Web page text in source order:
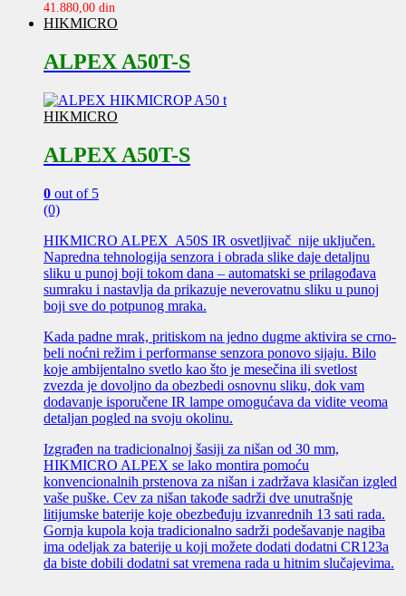
41.880,00 din
HIKMICRO
ALPEX A50T-S
HIKMICRO
ALPEX A50T-S
0 out of 5
(0)
HIKMICRO ALPEX A50S IR osvetljivač nije uključen.
Napredna tehnologija senzora i obrada slike daje detaljnu
sliku u punoj boji tokom dana – automatski se prilagođava
sumraku i nastavlja da prikazuje neverovatnu sliku u punoj
boji sve do potpunog mraka.
Kada padne mrak, pritiskom na jedno dugme aktivira se crno-
beli noćni režim i performanse senzora ponovo sijaju. Bilo
koje ambijentalno svetlo kao što je mesečina ili svetlost
zvezda je dovoljno da obezbedi osnovnu sliku, dok vam
dodavanje isporučene IR lampe omogućava da vidite veoma
detaljan pogled na svoju okolinu.
Izgrađen na tradicionalnoj šasiji za nišan od 30 mm,
HIKMICRO ALPEX se lako montira pomoću
konvencionalnih prstenova za nišan i zadržava klasičan izgled
vaše puške. Cev za nišan takođe sadrži dve unutrašnje
litijumske baterije koje obezbeđuju izvanrednih 13 sati rada.
Gornja kupola koja tradicionalno sadrži podešavanje nagiba
ima odeljak za baterije u koji možete dodati dodatni CR123a
da biste dobili dodatni sat vremena rada u hitnim slučajevima.